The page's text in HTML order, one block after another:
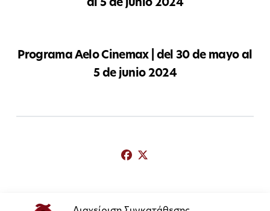
al 5 de junio 2024
Programa Aelo Cinemax | del 30 de mayo al
5 de junio 2024